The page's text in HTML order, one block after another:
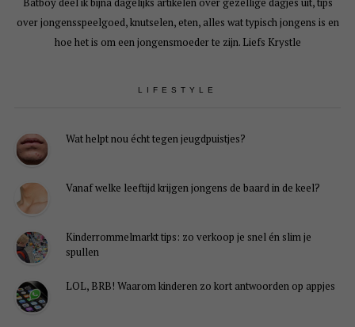
over jongensspeelgoed, knutselen, eten, alles wat typisch jongens is en
hoe het is om een jongensmoeder te zijn. Liefs Krystle
LIFESTYLE
Wat helpt nou écht tegen jeugdpuistjes?
Vanaf welke leeftijd krijgen jongens de baard in de keel?
Kinderrommelmarkt tips: zo verkoop je snel én slim je
spullen
LOL, BRB! Waarom kinderen zo kort antwoorden op appjes